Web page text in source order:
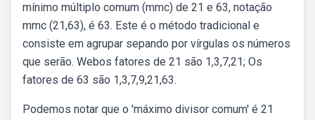
mínimo múltiplo comum (mmc) de 21 e 63, notação
mmc (21,63), é 63. Este é o método tradicional e
consiste em agrupar sepando por vírgulas os números
que serão. Webos fatores de 21 são 1,3,7,21; Os
fatores de 63 são 1,3,7,9,21,63.
Podemos notar que o 'máximo divisor comum' é 21